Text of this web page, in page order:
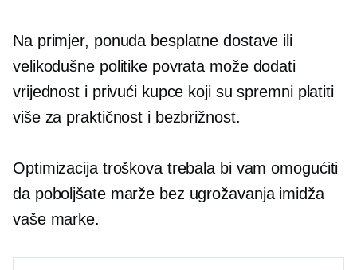
Na primjer, ponuda besplatne dostave ili
velikodušne politike povrata može dodati
vrijednost i privući kupce koji su spremni platiti
više za praktičnost i bezbrižnost.
Optimizacija troškova trebala bi vam omogućiti
da poboljšate marže bez ugrožavanja imidža
vaše marke.